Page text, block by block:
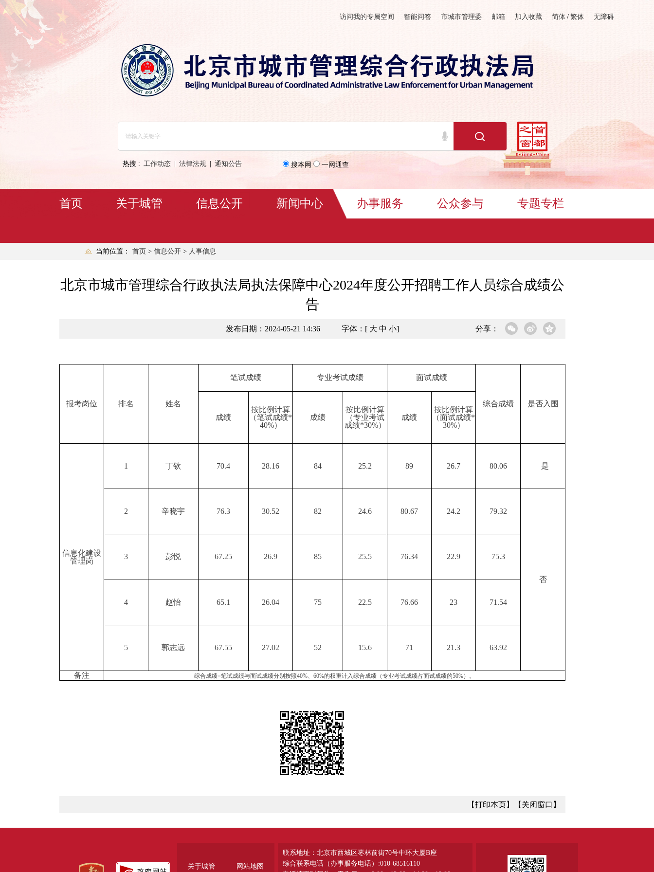
访问我的专属空间 智能问答 市城市管理委 邮箱 加入收藏 简体 / 繁体 无障碍
搜本网 一网通查
热搜 : 工作动态 法律法规 通知公告
首页 关于城管 信息公开 新闻中心 办事服务 公众参与 专题专栏
当前位置： 首页 > 信息公开 > 人事信息
北京市城市管理综合行政执法局执法保障中心2024年度公开招聘工作人员综合成绩公
告
发布日期：2024-05-21 14:36 字体：[ 大 中 小] 分享：
报考岗位 排名 姓名
笔试成绩 专业考试成绩 面试成绩
综合成绩
是否入围
成绩
按比例计算
（笔试成绩*
40%）
成绩
按比例计算
（专业考试
成绩*30%）
成绩
按比例计算
（面试成绩*
30%）
信息化建设
管理岗
1 丁钦 70.4 28.16 84 25.2 89 26.7 80.06 是
2 辛晓宇 76.3 30.52 82 24.6 80.67 24.2 79.32
否
3 彭悦 67.25 26.9 85 25.5 76.34 22.9 75.3
4 赵怡 65.1 26.04 75 22.5 76.66 23 71.54
5 郭志远 67.55 27.02 52 15.6 71 21.3 63.92
备注 综合成绩=笔试成绩与面试成绩分别按照40%、60%的权重计入综合成绩（专业考试成绩占面试成绩的50%）。
【打印本页】 【关闭窗口】
关于城管 网站地图
联系地址：北京市西城区枣林前街70号中环大厦B座
综合联系电话（办事服务电话）:010-68516110